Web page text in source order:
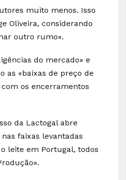
muito menos. Isso
Oliveira, considerando
outro rumo».
do mercado» e
as «baixas de preço de
os encerramentos
da Lactogal abre
faixas levantadas
leite em Portugal, todos